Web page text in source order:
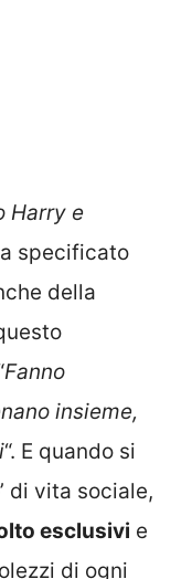
Harry e
specificato
della
Fanno
insieme,
“. E quando si
di vita sociale,
esclusivi e
di ogni